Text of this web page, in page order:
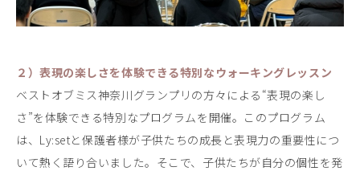
２）表現の楽しさを体験できる特別なウォーキングレッスン
ベストオブミス神奈川グランプリの方々による“表現の楽し
さ”を体験できる特別なプログラムを開催。このプログラム
は、Ly:setと保護者様が子供たちの成長と表現力の重要性につ
いて熱く語り合いました。そこで、子供たちが自分の個性を発